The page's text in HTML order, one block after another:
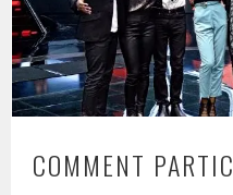
COMMENT